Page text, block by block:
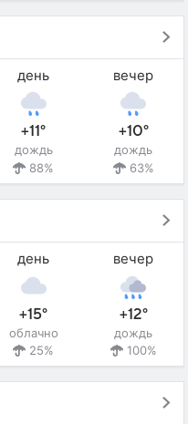
день
+11°
дождь
88%
вечер
+10°
дождь
63%
день
+15°
облачно
25%
вечер
+12°
дождь
100%